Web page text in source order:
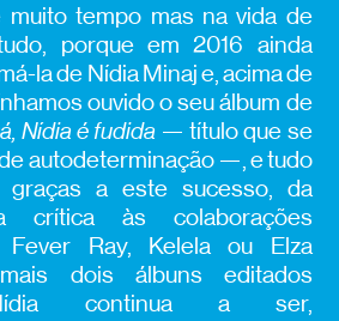
tempo mas na vida de
porque em 2016 ainda
la de Nídia Minaj e, acima de
ouvido o seu álbum de
Nídia é fudida — título que se
autodeterminação —, e tudo
graças a este sucesso, da
crítica às colaborações
Ray, Kelela ou Elza
dois álbuns editados
continua a ser,